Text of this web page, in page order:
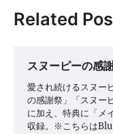
ビ
シ
ョ
Related
スヌーピーの感
愛され続けるスヌー
の感謝祭」「スヌー
に加え、特典に「メ
収録。※こちらは